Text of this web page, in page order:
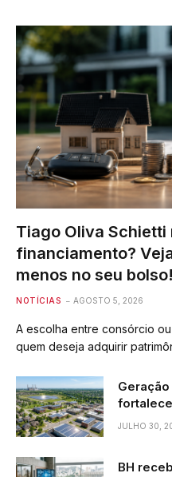
Tiago Oliva
financiamento?
menos no seu bolso!
NOTÍCIAS AGOSTO 5, 2026
A escolha entre consórcio
quem deseja adquirir
JULHO 30,
BH